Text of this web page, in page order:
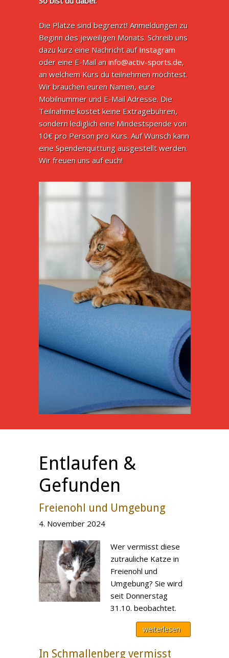
Die Plätze sind begrenzt! Anmeldungen zu
Beginn des jeweiligen Monats. Schreib uns
dazu kurz eine Nachricht aufInstagram
oder eine E-Mail aninfo@activ-sports.de,
an welchem Kurs du teilnehmen möchtest.
Wir brauchen euren Namen, eure
Mobilnummer und E-Mail Adresse. Die
Teilnahme kostet keine Extragebühren,
sondern lediglich eine Mindestspende von
10€ pro Person pro Kurs. Auf Wunsch kann
eine Spendenquittung ausgestellt werden.
Wir freuen uns auf euch!
Entlaufen &
Gefunden
Freienohl und Umgebung
4. November 2024
Wer vermisst diese
zutrauliche Katze in
Freienohl und
Umgebung? Sie wird
seit Donnerstag
31.10. beobachtet.
weiterlesen
In Schmallenberg vermisst